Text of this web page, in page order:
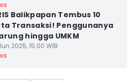
Balikpapan Tembus 10
Transaksi! Penggunanya
hingga UMKM
2025, 15:00 WIB